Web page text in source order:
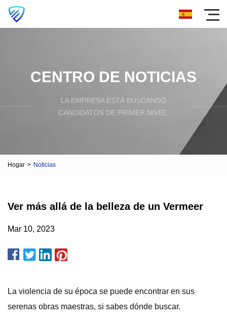
CENTRO DE NOTICIAS
LA EMPRESA ESTÁ BUSCANDO
CANDIDATOS DE PRIMER NIVEL.
Hogar > Noticias
Ver más allá de la belleza de un Vermeer
Mar 10, 2023
La violencia de su época se puede encontrar en sus
serenas obras maestras, si sabes dónde buscar.